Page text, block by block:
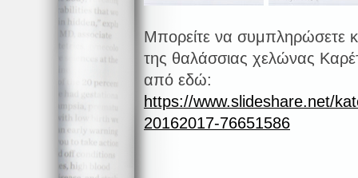
Μπορείτε να συμπληρώσετε
της θαλάσσιας χελώνας
από εδώ:
https://www.slideshare.net/
20162017-76651586